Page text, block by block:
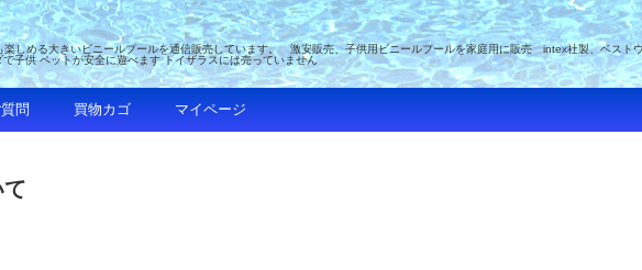
楽しめる大きいビニールプールを通信販売しています。 激安販売、子供用ビニールプールを家庭用に販売 intex社製、ベス
子供 ペットが安全に遊べます トイザラスには売っていません
問 買物カゴ マイページ